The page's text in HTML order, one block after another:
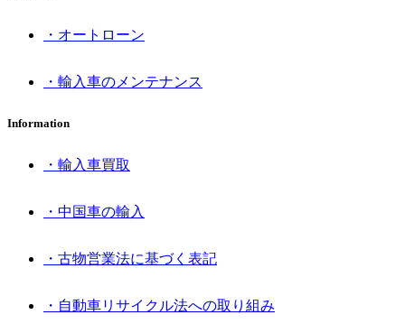
・オートローン
・輸入車のメンテナンス
Information
・輸入車買取
・中国車の輸入
・古物営業法に基づく表記
・自動車リサイクル法への取り組み